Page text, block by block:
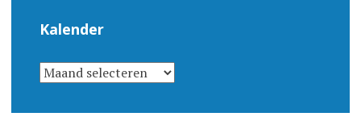
Kalender
KALENDER